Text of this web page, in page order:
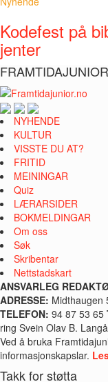
Kodefest på
jenter
NYHENDE
KULTUR
VISSTE DU AT?
FRITID
MEININGAR
Quiz
LÆRARSIDER
BOKMELDINGAR
Om oss
Søk
Skribentar
Nettstadskart
ANSVARLEG
ADRESSE: Midthaugen
TELEFON: 94 87 53 65
ring Svein Olav B.
Ved å bruka
informasjonskapslar.
Takk for støtta